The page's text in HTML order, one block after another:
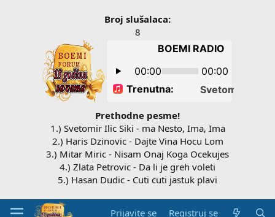
Broj slušalaca:
8
Prethodne pesme!
1.) Svetomir Ilic Siki - ma Nesto, Ima, Ima
2.) Haris Dzinovic - Dajte Vina Hocu Lom
3.) Mitar Miric - Nisam Onaj Koga Ocekujes
4.) Zlata Petrovic - Da li je greh voleti
5.) Hasan Dudic - Cuti cuti jastuk plavi
Prijavite se Registruj se